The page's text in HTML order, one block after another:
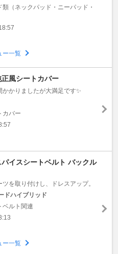
（ネックパッド・ニーパッド・
ー一覧
風シートカバー
かりましたが大満足です✨
カバー
イスシートベルト バックル
を取り付けし、ドレスアップ。
ドハイブリッド
ベルト関連
ー一覧